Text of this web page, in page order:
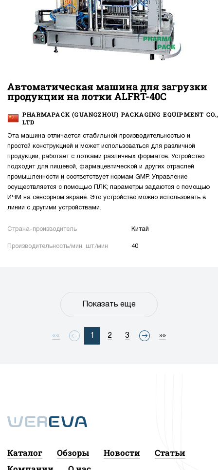
Автоматическая машина для загрузки
продукции на лотки ALFRT-40C
PHARMAPACK (GUANGZHOU) PACKAGING EQUIPMENT
LTD
Эта машина отличается стабильной производительностью и
простой конструкцией и может использоваться для различной
продукции, работает с лотками различных форматов. Устройство
подходит для пищевой, фармацевтической и других отраслей
промышленности и соответствует нормам GMP. Управление
осуществляется с помощью ПЛК; параметры задаются с помощью
ИЧМ на сенсорном экране. Это устройство можно использовать в
линии с другими устройствами.
Страна-производитель Китай
Производительность/мин. шт./мин 40
«« 1 2 3 »»
Показать еще
Каталог Обзоры Новости
Статьи